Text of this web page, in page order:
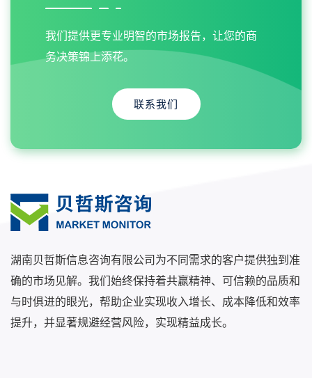
我们提供更专业明智的市场报告，让您的商
务决策锦上添花。
联系我们
湖南贝哲斯信息咨询有限公司为不同需求的客户提供独到准
确的市场见解。我们始终保持着共赢精神、可信赖的品质和
与时俱进的眼光，帮助企业实现收入增长、成本降低和效率
提升，并显著规避经营风险，实现精益成长。